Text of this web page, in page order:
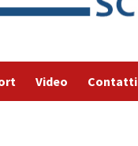
Video Contatti